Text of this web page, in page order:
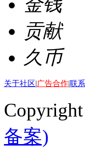
贡献
久币
关于社区|广告合作|联
备案)